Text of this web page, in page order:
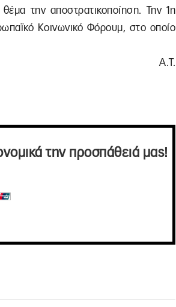
την αποστρατικοποίηση. Την 1η
Κοινωνικό Φόρουμ, στο οποίο
Α.Τ.
την προσπάθειά μας!